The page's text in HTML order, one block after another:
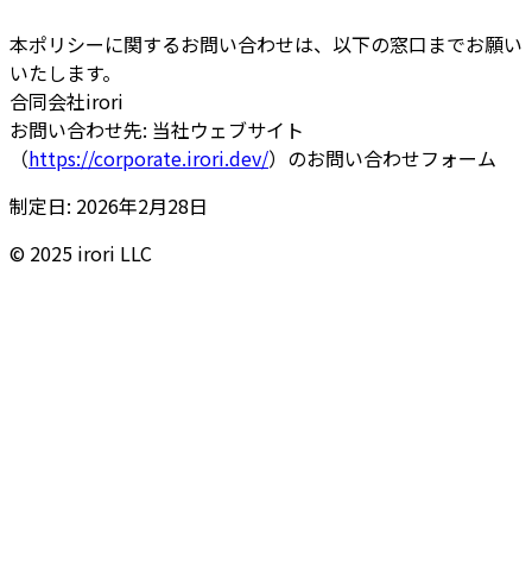
本ポリシーに関するお問い合わせは、以下の窓口までお願い
いたします。
合同会社irori
お問い合わせ先: 当社ウェブサイト
（https://corporate.irori.dev/）のお問い合わせフォーム
制定日: 2026年2月28日
© 2025 irori LLC